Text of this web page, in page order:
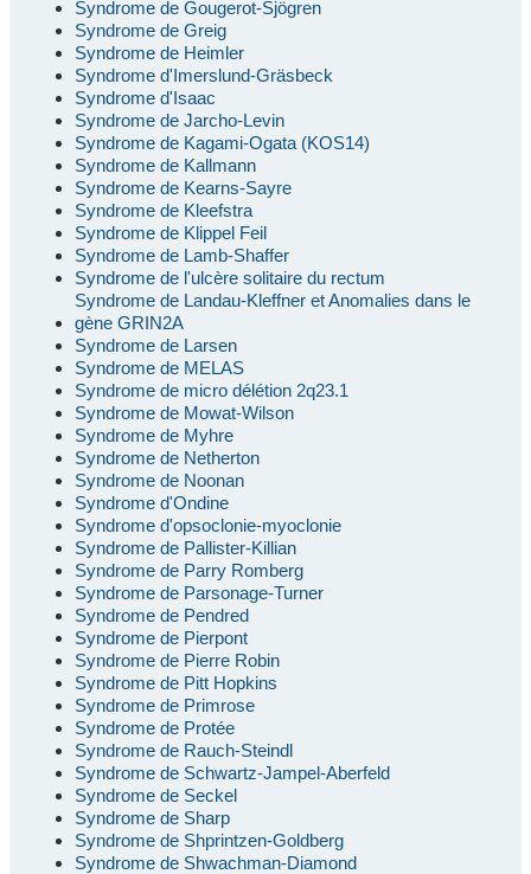
Syndrome de Gougerot-Sjögren
Syndrome de Greig
Syndrome de Heimler
Syndrome d'Imerslund-Gräsbeck
Syndrome d'Isaac
Syndrome de Jarcho-Levin
Syndrome de Kagami-Ogata (KOS14)
Syndrome de Kallmann
Syndrome de Kearns-Sayre
Syndrome de Kleefstra
Syndrome de Klippel Feil
Syndrome de Lamb-Shaffer
Syndrome de l'ulcère solitaire du rectum
Syndrome de Landau-Kleffner et Anomalies dans le
gène GRIN2A
Syndrome de Larsen
Syndrome de MELAS
Syndrome de micro délétion 2q23.1
Syndrome de Mowat-Wilson
Syndrome de Myhre
Syndrome de Netherton
Syndrome de Noonan
Syndrome d'Ondine
Syndrome d'opsoclonie-myoclonie
Syndrome de Pallister-Killian
Syndrome de Parry Romberg
Syndrome de Parsonage-Turner
Syndrome de Pendred
Syndrome de Pierpont
Syndrome de Pierre Robin
Syndrome de Pitt Hopkins
Syndrome de Primrose
Syndrome de Protée
Syndrome de Rauch-Steindl
Syndrome de Schwartz-Jampel-Aberfeld
Syndrome de Seckel
Syndrome de Sharp
Syndrome de Shprintzen-Goldberg
Syndrome de Shwachman-Diamond